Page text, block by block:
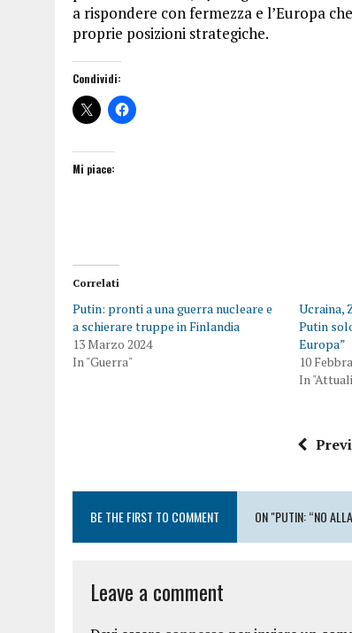
a rispondere con fermezza e l’Europa
proprie posizioni strategiche.
Condividi:
Mi piace:
Correlati
Putin: pronti a una guerra nucleare e
a schierare truppe in Finlandia
13 Marzo 2024
In "Guerra"
Ucraina,
Putin
Europa”
10
In
BE THE FIRST TO COMMENT ON "PUTIN: “NO
Leave a comment